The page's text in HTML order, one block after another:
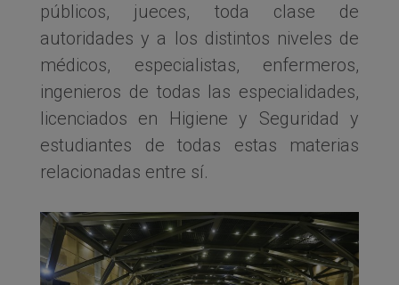
públicos, jueces, toda clase de
autoridades y a los distintos niveles de
médicos, especialistas, enfermeros,
ingenieros de todas las especialidades,
licenciados en Higiene y Seguridad y
estudiantes de todas estas materias
relacionadas entre sí.